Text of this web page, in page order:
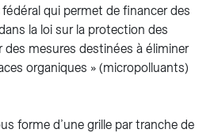
qui permet de financer des
la loi sur la protection des
des mesures destinées à éliminer
organiques » (micropolluants)
forme d’une grille par tranche de